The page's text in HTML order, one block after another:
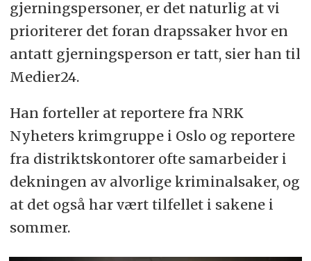
gjerningspersoner, er det naturlig at vi
prioriterer det foran drapssaker hvor en
antatt gjerningsperson er tatt, sier han til
Medier24.
Han forteller at reportere fra NRK
Nyheters krimgruppe i Oslo og reportere
fra distriktskontorer ofte samarbeider i
dekningen av alvorlige kriminalsaker, og
at det også har vært tilfellet i sakene i
sommer.